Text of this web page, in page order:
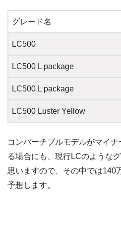
グレード名
LC500
LC500 L package
LC500 L package
LC500 Luster Yellow
コンバーチブルモデルがマイ
る場合にも、現行LCのような
思いますので、その中では140
予想します。